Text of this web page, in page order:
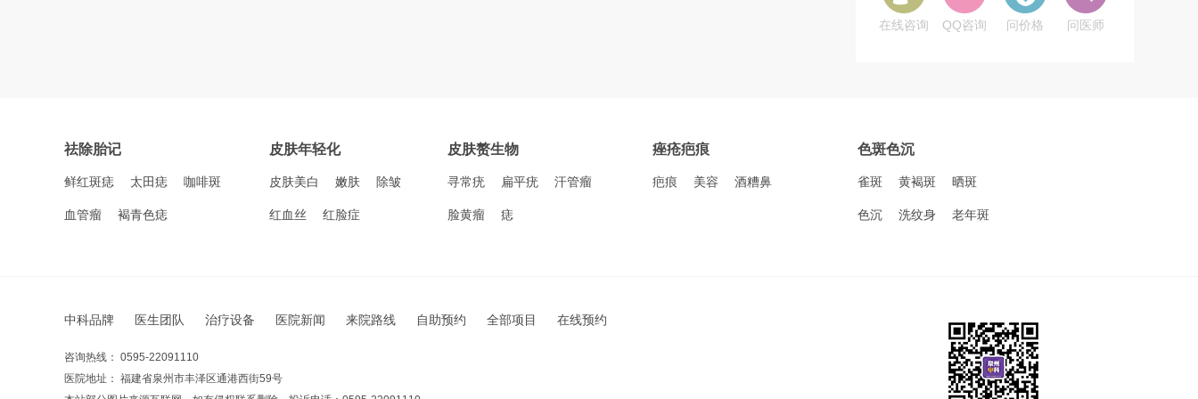
在线咨询 QQ咨询 问价格 问医师
祛除胎记
鲜红斑痣 太田痣 咖啡斑
血管瘤 褐青色痣
皮肤年轻化
皮肤美白 嫩肤 除皱
红血丝 红脸症
皮肤赘生物
寻常疣 扁平疣 汗管瘤
脸黄瘤 痣
痤疮疤痕
疤痕 美容 酒糟鼻
色斑色沉
雀斑 黄褐斑 晒斑
色沉 洗纹身 老年斑
中科品牌 医生团队 治疗设备 医院新闻 来院路线 自助预约 全部项目 在线预约
咨询热线： 0595-22091110
医院地址： 福建省泉州市丰泽区通港西街59号